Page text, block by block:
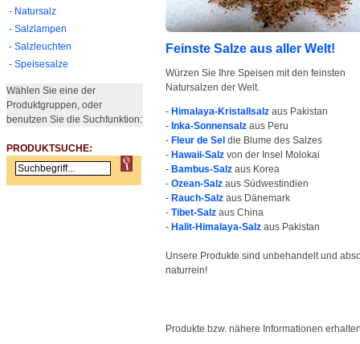
- Natursalz
- Salzlampen
- Salzleuchten
- Speisesalze
Wählen Sie eine der
Produktgruppen, oder
benutzen Sie die Suchfunktion:
PRODUKTSUCHE:
Feinste Salze aus aller Welt!
Würzen Sie Ihre Speisen mit den feinsten
Natursalzen der Welt.
- Himalaya-Kristallsalz aus Pakistan
- Inka-Sonnensalz aus Peru
- Fleur de Sel die Blume des Salzes
- Hawaii-Salz von der Insel Molokai
- Bambus-Salz aus Korea
- Ozean-Salz aus Südwestindien
- Rauch-Salz aus Dänemark
- Tibet-Salz aus China
- Halit-Himalaya-Salz aus Pakistan
Unsere Produkte sind unbehandelt und
naturrein!
Produkte bzw. nähere Informationen